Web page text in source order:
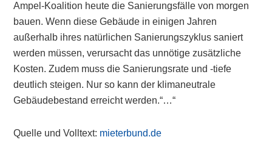
Ampel-Koalition heute die Sanierungsfälle von morgen
bauen. Wenn diese Gebäude in einigen Jahren
außerhalb ihres natürlichen Sanierungszyklus saniert
werden müssen, verursacht das unnötige zusätzliche
Kosten. Zudem muss die Sanierungsrate und -tiefe
deutlich steigen. Nur so kann der klimaneutrale
Gebäudebestand erreicht werden.“…“
Quelle und Volltext: mieterbund.de